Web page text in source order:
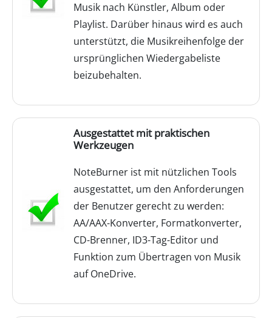
Musik nach Künstler, Album oder
Playlist. Darüber hinaus wird es auch
unterstützt, die Musikreihenfolge der
ursprünglichen Wiedergabeliste
beizubehalten.
Ausgestattet mit praktischen
Werkzeugen
NoteBurner ist mit nützlichen Tools
ausgestattet, um den Anforderungen
der Benutzer gerecht zu werden:
AA/AAX-Konverter, Formatkonverter,
CD-Brenner, ID3-Tag-Editor und
Funktion zum Übertragen von Musik
auf OneDrive.